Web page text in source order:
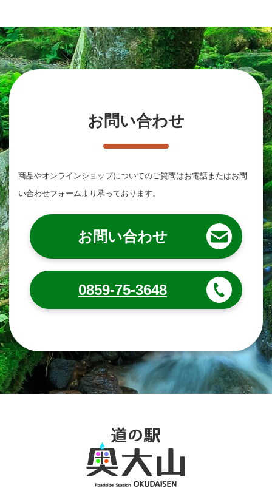
お問い合わせ
商品やオンラインショップについてのご質問はお電話またはお問
い合わせフォームより承っております。
お問い合わせ
0859-75-3648